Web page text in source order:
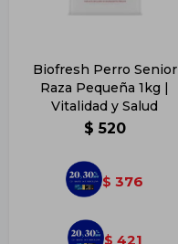
Biofresh Perro Senior
Raza Pequeña 1kg |
Vitalidad y Salud
$ 520
$ 376
$ 421